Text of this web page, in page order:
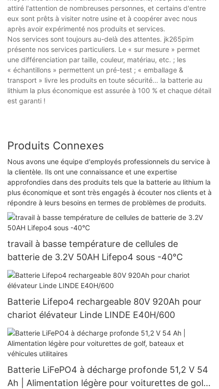
attiré l'attention de nombreuses personnes, et certains d'entre
eux sont prêts à visiter notre usine et à coopérer avec nous
après avoir expérimenté nos produits et services.
Nos services sont toujours au-delà des attentes. jk265pim
présente nos services particuliers. Le « sur mesure » ​​permet
une différenciation par taille, couleur, matériau, etc. ; les
« échantillons » permettent un pré-test ; « emballage &
transport » livre les produits en toute sécurité… la batterie au
lithium la plus économique est assurée à 100 % et chaque détail
est garanti !
Produits Connexes
Nous avons une équipe d'employés professionnels du service à
la clientèle. Ils ont une connaissance et une expertise
approfondies dans des produits tels que la batterie au lithium la
plus économique et sont très engagés à écouter nos clients et à
répondre à leurs besoins en termes de problèmes de produits.
travail à basse température de cellules de
batterie de 3.2V 50AH Lifepo4 sous -40°C
Batterie Lifepo4 rechargeable 80V 920Ah pour
chariot élévateur Linde LINDE E40H/600
Batterie LiFePO4 à décharge profonde 51,2 V 54
Ah | Alimentation légère pour voiturettes de golf,